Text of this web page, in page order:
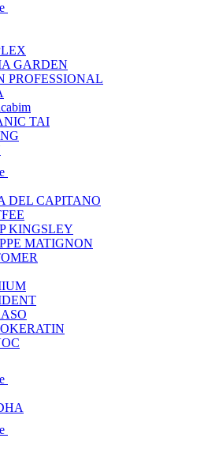
GARDEN
PROFESSIONAL
TAI
DEL CAPITANO
KINGSLEY
MATIGNON